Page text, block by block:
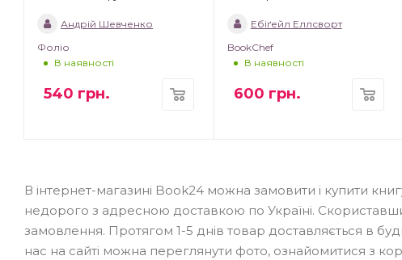
Андрій Шевченко
Фоліо
В наявності
540 грн.
Ебіґейл Еллсворт
BookChef
В наявності
600 грн.
В інтернет-магазині Book24 можна замовити і купити
недорого з адресною доставкою по Україні.
замовлення. Протягом 1-5 днів товар доставляється в
нас на сайті можна переглянути фото, ознайомитися з